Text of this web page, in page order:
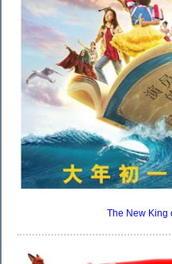
The New King